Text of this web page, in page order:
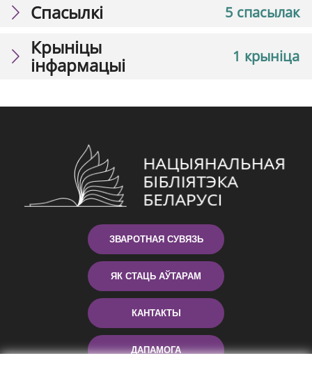
5 спасылак
Спасылкі
1 крыніца
Крыніцы
інфармацыі
ЗВАРОТНАЯ СУВЯЗЬ
ЯК СТАЦЬ АЎТАРАМ
КАНТАКТЫ
ДАПАМОГА